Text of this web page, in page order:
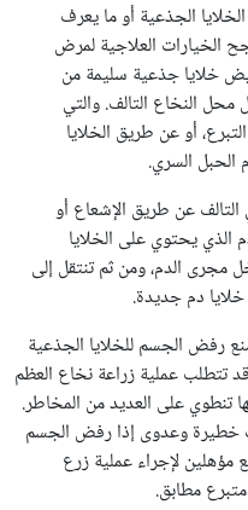
الجذعية أو ما يعرف
الخيارات العلاجية لمرض
خلايا جذعية سليمة من
النخاع التالف. والتي
أو عن طريق الخلايا
الحبل السري.
التالف عن طريق الإشعاع أو
الذي يحتوي على الخلايا
مجرى الدم، ومن ثم تنتقل إلى
دم جديدة.
رفض الجسم للخلايا الجذعية
تتطلب عملية زراعة نخاع العظم
تنطوي على العديد من المخاطر.
خطيرة وعدوى إذا رفض الجسم
مؤهلين لإجراء عملية زرع
مطابق.